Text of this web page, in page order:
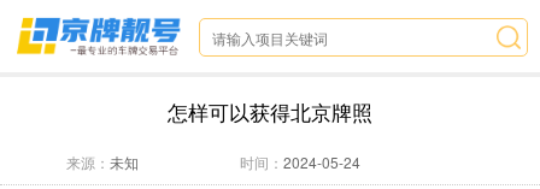
怎样可以获得北京牌照
来源：未知 时间： 2024-05-24